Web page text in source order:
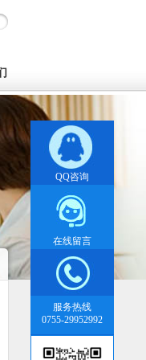
QQ咨询
在线留言
服务热线
0755-29952992